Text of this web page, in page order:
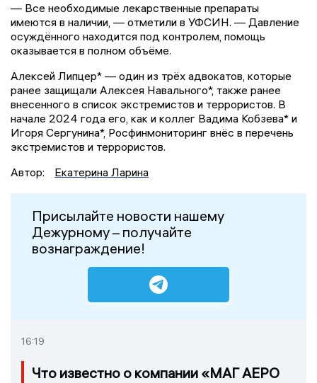
— Все необходимые лекарственные препараты
имеются в наличии, — отметили в УФСИН. — Давление
осуждённого находится под контролем, помощь
оказывается в полном объёме.
Алексей Липцер* — один из трёх адвокатов, которые
ранее защищали Алексея Навального*, также ранее
внесенного в список экстремистов и террористов. В
начале 2024 года его, как и коллег Вадима Кобзева* и
Игоря Сергунина*, Росфинмониторинг внёс в перечень
экстремистов и террористов.
Автор:
Екатерина Ларина
Присылайте новости нашему
Дежурному – получайте
вознаграждение!
16:19
Что известно о компании «МАГ АЕРО